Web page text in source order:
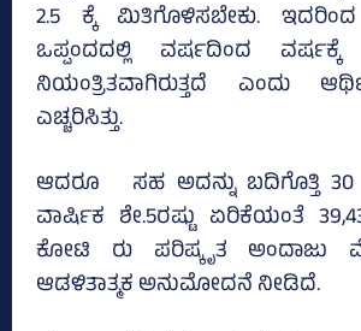
2.5 ಕ್ಕೆ ಮಿತಿಗೊಳಿಸಬೇಕು.
ಒಪ್ಪಂದದಲ್ಲಿ ವರ್ಷದಿಂದ
ನಿಯಂತ್ರಿತವಾಗಿರುತ್ತದೆ ಎಂದು
ಎಚ್ಚರಿಸಿತ್ತು.
ಆದರೂ ಸಹ ಅದನ್ನು ಬದಿಗೊತ್ತಿ
ವಾ‍ರ್ಷಿಕ ಶೇ.5ರಷ್ಟು ಏರಿಕೆಯಂತೆ
ಕೋಟಿ ರು ಪರಿಷ್ಕೃತ ಅಂದಾಜು
ಆಡಳಿತಾತ್ಮಕ ಅನುಮೋದನೆ ನೀಡಿದೆ.